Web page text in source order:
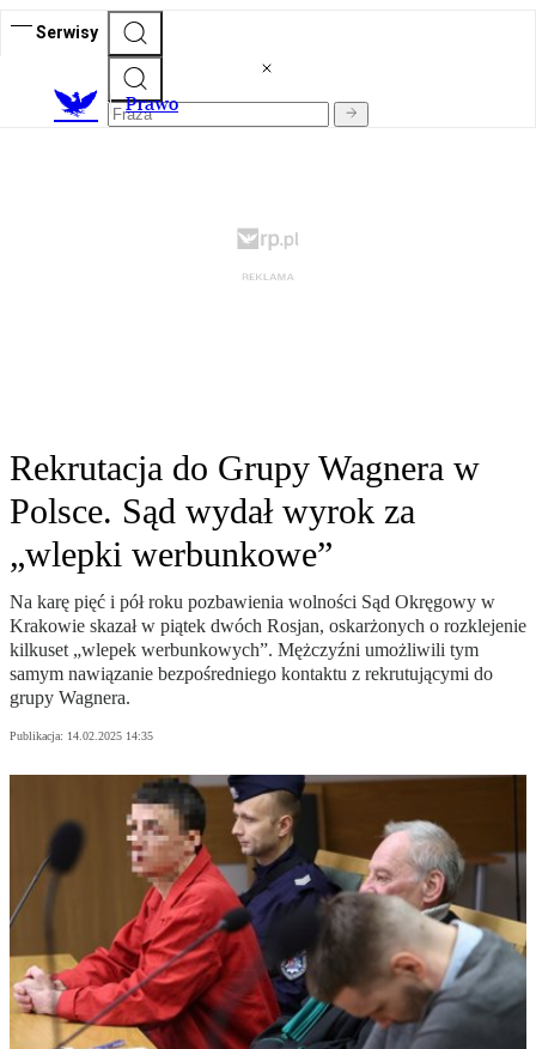
Serwisy
Prawo
Rekrutacja do Grupy Wagnera w
Polsce. Sąd wydał wyrok za
„wlepki werbunkowe”
Na karę pięć i pół roku pozbawienia wolności Sąd Okręgowy w
Krakowie skazał w piątek dwóch Rosjan, oskarżonych o rozklejenie
kilkuset „wlepek werbunkowych”. Mężczyźni umożliwili tym
samym nawiązanie bezpośredniego kontaktu z rekrutującymi do
grupy Wagnera.
Publikacja: 14.02.2025 14:35